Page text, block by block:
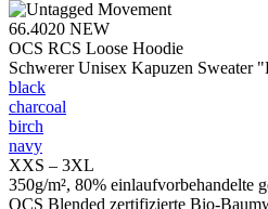
66.4020 NEW
OCS RCS Loose Hoodie
Schwerer Unisex Kapuzen Sweater
black
charcoal
birch
navy
XXS – 3XL
350g/m², 80% einlaufvorbehandelte
OCS Blended zertifizierte Bio-